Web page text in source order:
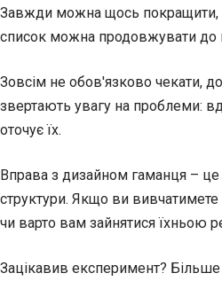
Завжди можна щось покращити,
список можна продовжувати до
Зовсім не обов'язково чекати,
звертають увагу на проблеми:
оточує їх.
Вправа з дизайном гаманця – це
структури. Якщо ви вивчатимете
чи варто вам зайнятися їхньою
Зацікавив експеримент?